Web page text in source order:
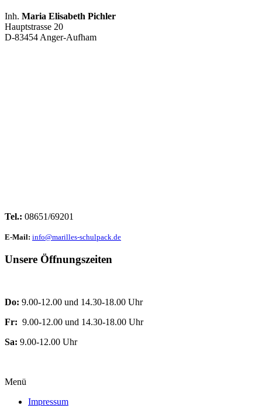
Inh. Maria Elisabeth Pichler
Hauptstrasse 20
D-83454 Anger-Aufham
Tel.: 08651/69201
E-Mail: info@marilles-schulpack.de
Unsere Öffnungszeiten
Do: 9.00-12.00 und 14.30-18.00 Uhr
Fr: 9.00-12.00 und 14.30-18.00 Uhr
Sa: 9.00-12.00 Uhr
Menü
Impressum